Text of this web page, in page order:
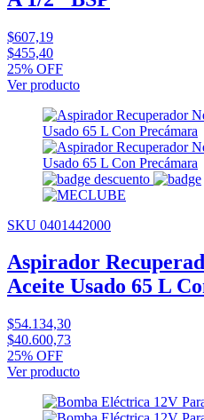
$607,19
$455,40
25% OFF
Ver producto
SKU 0401442000
Aspirador
Aceite Usado 65 L
$54.134,30
$40.600,73
25% OFF
Ver producto